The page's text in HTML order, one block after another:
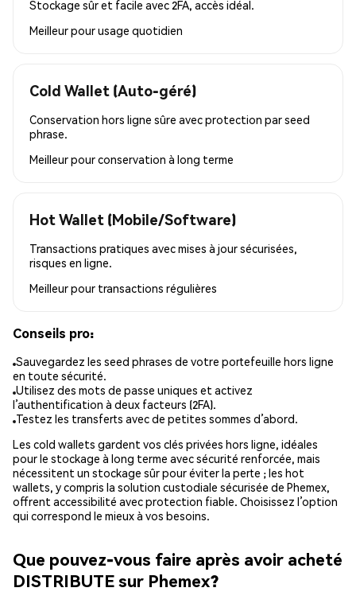
Stockage sûr et facile avec 2FA, accès idéal.
Meilleur pourusage quotidien
Cold Wallet (Auto-géré)
Conservation hors ligne sûre avec protection par seed
phrase.
Meilleur pourconservation à long terme
Hot Wallet (Mobile/Software)
Transactions pratiques avec mises à jour sécurisées,
risques en ligne.
Meilleur pour transactions régulières
Conseils pro:
Sauvegardez les seed phrases de votre portefeuille hors ligne
en toute sécurité.
Utilisez des mots de passe uniques et activez
l’authentification à deux facteurs (2FA).
Testez les transferts avec de petites sommes d’abord.
Les cold wallets gardent vos clés privées hors ligne, idéales
pour le stockage à long terme avec sécurité renforcée, mais
nécessitent un stockage sûr pour éviter la perte ; les hot
wallets, y compris la solution custodiale sécurisée de Phemex,
offrent accessibilité avec protection fiable. Choisissez l’option
qui correspond le mieux à vos besoins.
Que pouvez-vous faire après avoir acheté
DISTRIBUTE sur Phemex?